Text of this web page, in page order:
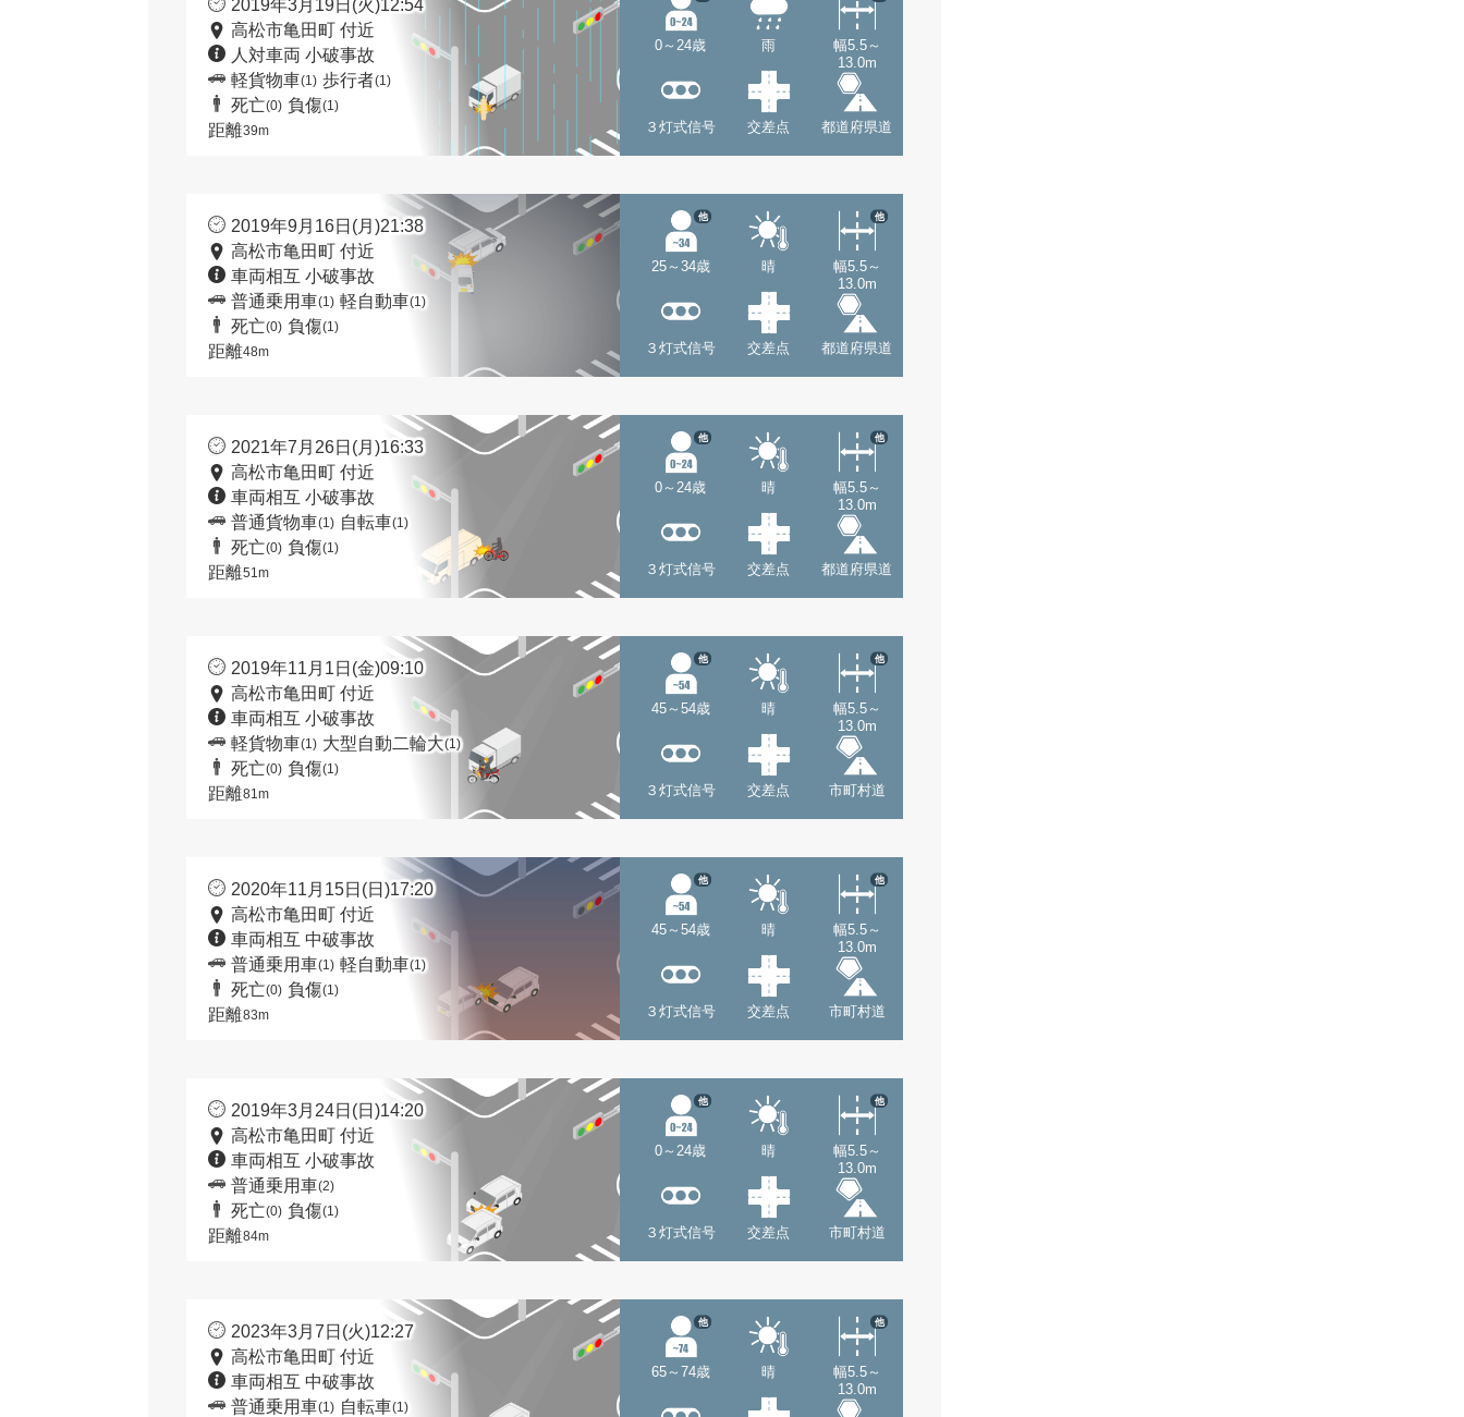
2019年3月19日(火)12:54
高松市亀田町 付近
人対車両 小破事故
軽貨物車(1) 歩行者(1)
死亡(0) 負傷(1)
距離39m
0～24歳 雨
幅5.5～
13.0m
３灯式信号 交差点 都道府県道
2019年9月16日(月)21:38
高松市亀田町 付近
車両相互 小破事故
普通乗用車(1) 軽自動車(1)
死亡(0) 負傷(1)
距離48m
25～34歳
他
晴
幅5.5～
13.0m
他
３灯式信号 交差点 都道府県道
2021年7月26日(月)16:33
高松市亀田町 付近
車両相互 小破事故
普通貨物車(1) 自転車(1)
死亡(0) 負傷(1)
距離51m
0～24歳
他
晴
幅5.5～
13.0m
他
３灯式信号 交差点 都道府県道
2019年11月1日(金)09:10
高松市亀田町 付近
車両相互 小破事故
軽貨物車(1) 大型自動二輪大(1)
死亡(0) 負傷(1)
距離81m
45～54歳
他
晴
幅5.5～
13.0m
他
３灯式信号 交差点 市町村道
2020年11月15日(日)17:20
高松市亀田町 付近
車両相互 中破事故
普通乗用車(1) 軽自動車(1)
死亡(0) 負傷(1)
距離83m
45～54歳
他
晴
幅5.5～
13.0m
他
３灯式信号 交差点 市町村道
2019年3月24日(日)14:20
高松市亀田町 付近
車両相互 小破事故
普通乗用車(2)
死亡(0) 負傷(1)
距離84m
0～24歳
他
晴
幅5.5～
13.0m
他
３灯式信号 交差点 市町村道
2023年3月7日(火)12:27
高松市亀田町 付近
車両相互 中破事故
普通乗用車(1) 自転車(1)
65～74歳
他
晴
幅5.5～
13.0m
他